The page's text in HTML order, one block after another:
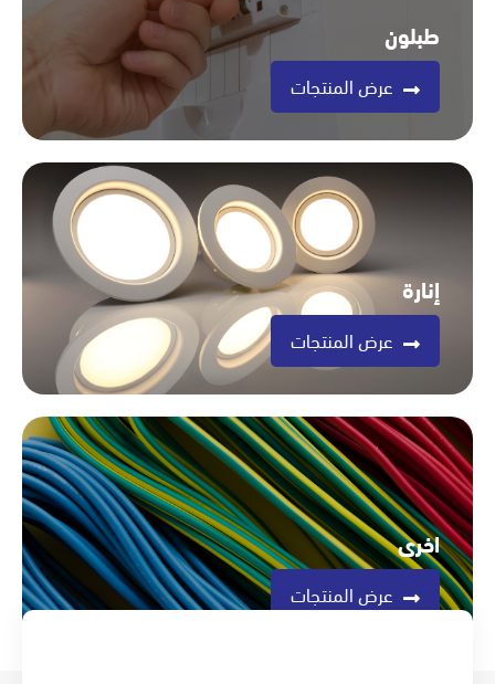
طبلون
عرض المنتجات
إنارة
عرض المنتجات
اخرى
عرض المنتجات